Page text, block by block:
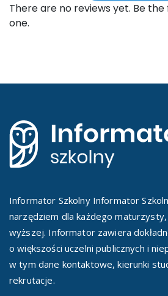
There are no reviews yet. Be
one.
Informator Szkolny Informator
narzędziem dla każdego
wyższej. Informator zawiera
o większości uczelni publicznych i
w tym dane kontaktowe, kierunki
rekrutacje.